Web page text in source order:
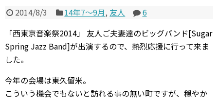
2014/8/3 14年7〜9月, 友人
6
「西東京音楽祭2014」 友人ご夫妻達のビッグバンド[Sugar
Spring Jazz Band]が出演するので、熱烈応援に行って来ま
した。
今年の会場は東久留米。
こういう機会でもないと訪れる事の無い町ですが、穏やか